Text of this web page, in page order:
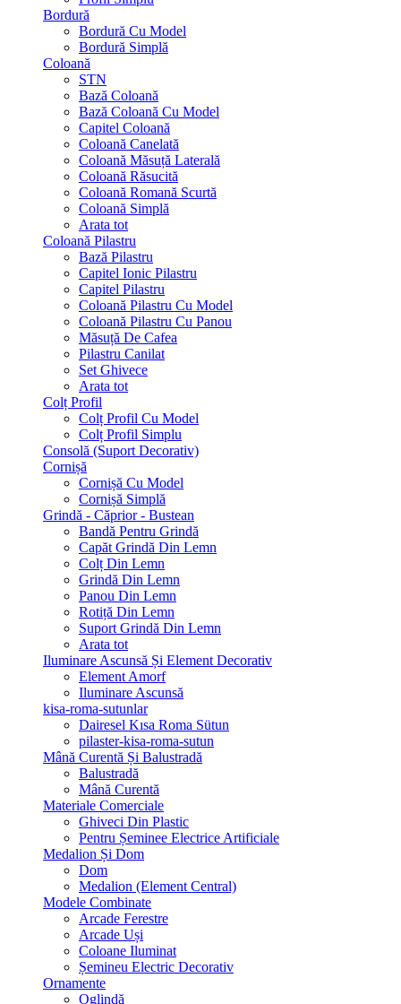
Bordură
Bordură Cu Model
Bordură Simplă
Coloană
STN
Bază Coloană
Bază Coloană Cu Model
Capitel Coloană
Coloană Canelată
Coloană Măsuță Laterală
Coloană Răsucită
Coloană Romană Scurtă
Coloană Simplă
Arata tot
Coloană Pilastru
Bază Pilastru
Capitel Ionic Pilastru
Capitel Pilastru
Coloană Pilastru Cu Model
Coloană Pilastru Cu Panou
Măsuță De Cafea
Pilastru Canilat
Set Ghivece
Arata tot
Colț Profil
Colț Profil Cu Model
Colț Profil Simplu
Consolă (Suport Decorativ)
Cornișă
Cornișă Cu Model
Cornișă Simplă
Grindă - Căprior - Bustean
Bandă Pentru Grindă
Capăt Grindă Din Lemn
Colț Din Lemn
Grindă Din Lemn
Panou Din Lemn
Rotiță Din Lemn
Suport Grindă Din Lemn
Arata tot
Iluminare Ascunsă Și Element Decorativ
Element Amorf
Iluminare Ascunsă
kisa-roma-sutunlar
Dairesel Kısa Roma Sütun
pilaster-kisa-roma-sutun
Mână Curentă Și Balustradă
Balustradă
Mână Curentă
Materiale Comerciale
Ghiveci Din Plastic
Pentru Șeminee Electrice Artificiale
Medalion Și Dom
Dom
Medalion (Element Central)
Modele Combinate
Arcade Ferestre
Arcade Uși
Coloane Iluminat
Șemineu Electric Decorativ
Ornamente
Oglindă